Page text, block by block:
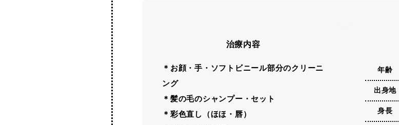
治療内容
＊お顔・手・ソフトビニール部分のクリーニ
ング
＊髪の毛のシャンプー・セット
＊彩色直し（ほほ・唇）
年齢
出身地
身長